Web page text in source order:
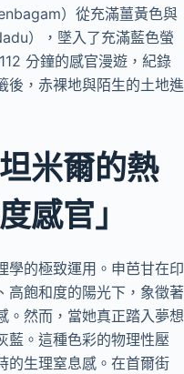
）從充滿薑黃色與
），墜入了充滿藍色螢
分鐘的感官漫遊，紀錄
後，赤裸地與陌生的土地進
米爾的熱
感官」
學的極致運用。申芭甘在印
高飽和度的陽光下，象徵著
。然而，當她真正踏入夢想
藍。這種色彩的物理性壓
的生理窒息感。在首爾街